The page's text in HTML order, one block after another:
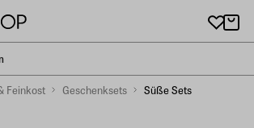
Feinkost Geschenksets Süße Sets